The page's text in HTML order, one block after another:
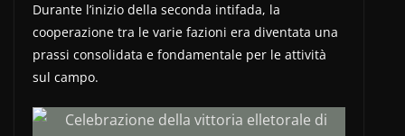
Durante l’inizio della seconda intifada, la
cooperazione tra le varie fazioni era diventata una
prassi consolidata e fondamentale per le attività
sul campo.